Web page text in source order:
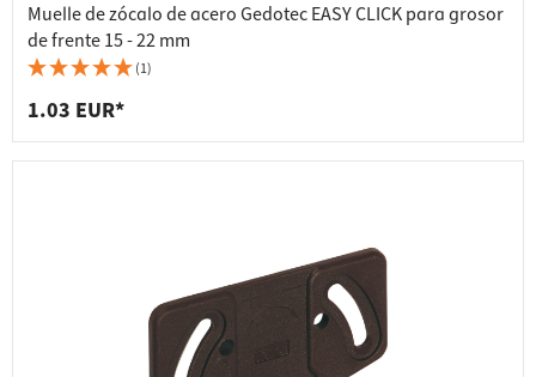
Muelle de zócalo de acero Gedotec EASY CLICK para grosor
de frente 15 - 22 mm
(1)
1.03 EUR*